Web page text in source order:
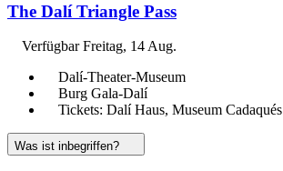
The Dalí Triangle Pass
VerfügbarFreitag, 14 Aug.
Dalí-Theater-Museum
Burg Gala-Dalí
Tickets: Dalí Haus, Museum Cadaqués
Was ist inbegriffen?